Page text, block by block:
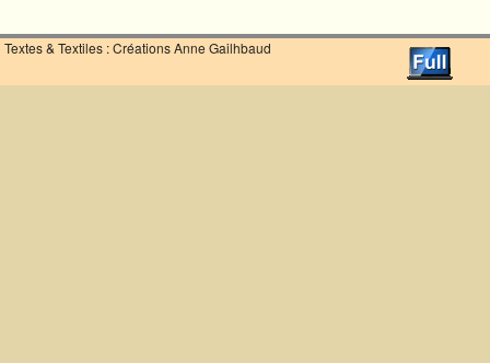
Textes & Textiles : Créations Anne Gailhbaud